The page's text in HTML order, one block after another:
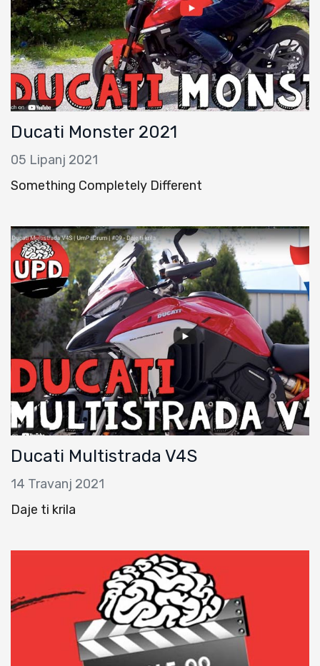
Ducati Monster 2021
05 Lipanj 2021
Something Completely Different
Ducati Multistrada V4S
14 Travanj 2021
Daje ti krila